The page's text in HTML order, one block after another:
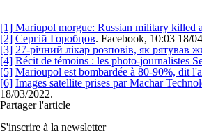
[1] Mariupol morgue: Russian military killed
[2] Сергій Горобцов. Facebook, 10:03 18/
[3] 27-річний лікар розповів, як рятував
[4] Récit de témoins : les photo-journalistes
[5] Marioupol est bombardée à 80-90%, dit
[6] Images satellite prises par Machar
18/03/2022.
Partager l'article
S'inscrire à la newsletter